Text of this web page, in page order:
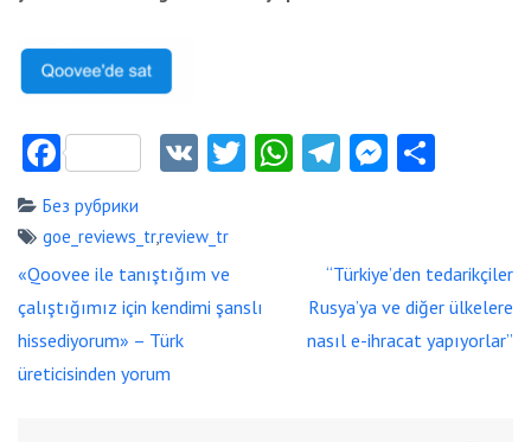
FacebookVK Twitter
WhatsApp
Telegram
Без рубрики
goe_reviews_tr,review_tr
Yazı
dolaşımı
«Qoovee ile tanıştığım ve
çalıştığımız için kendimi şanslı
hissediyorum» – Türk
üreticisinden yorum
“Türkiye’den tedarikçiler
Rusya’ya ve diğer ülkelere
nasıl e-ihracat yapıyorlar”